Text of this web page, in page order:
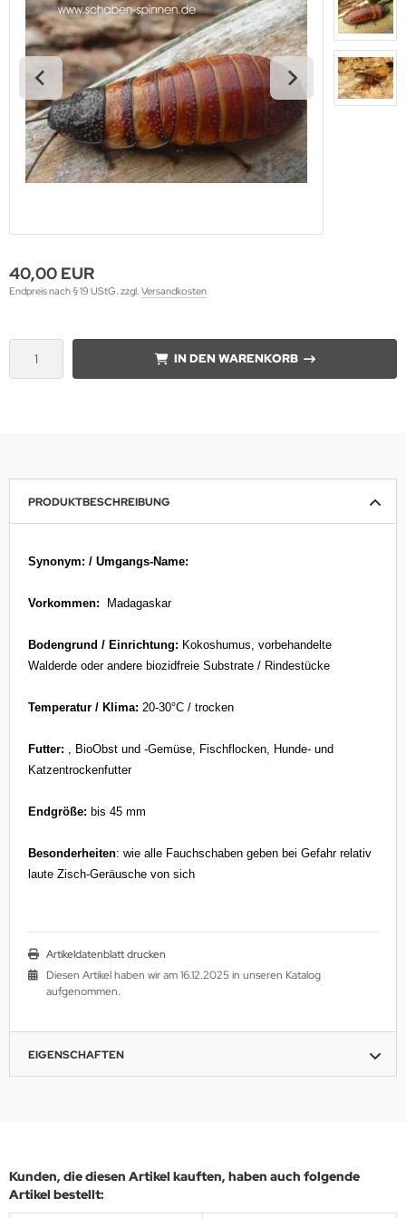
40,00 EUR
Endpreis nach § 19 UStG. zzgl. Versandkosten
IN DEN WARENKORB
PRODUKTBESCHREIBUNG
Synonym: / Umgangs-Name:
Vorkommen: Madagaskar
Bodengrund / Einrichtung: Kokoshumus, vorbehandelte
Walderde oder andere biozidfreie Substrate / Rindestücke
Temperatur / Klima: 20-30°C / trocken
Futter: , BioObst und -Gemüse, Fischflocken, Hunde- und
Katzentrockenfutter
Endgröße: bis 45 mm
Besonderheiten: wie alle Fauchschaben geben bei Gefahr relativ
laute Zisch-Geräusche von sich
Artikeldatenblatt drucken
Diesen Artikel haben wir am 16.12.2025 in unseren Katalog
aufgenommen.
EIGENSCHAFTEN
Kunden, die diesen Artikel kauften, haben auch folgende
Artikel bestellt: